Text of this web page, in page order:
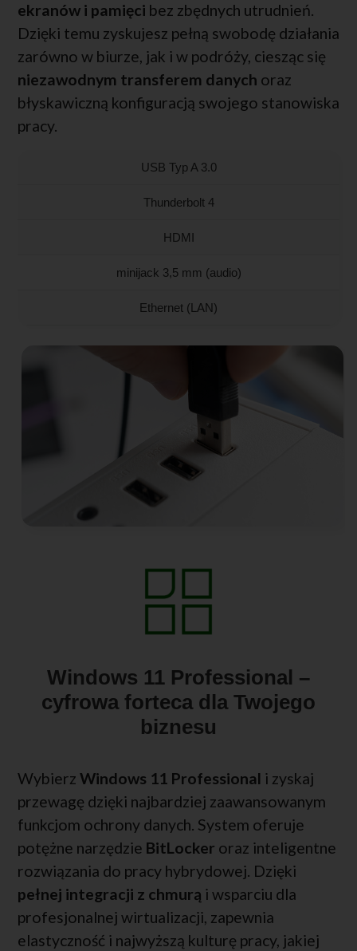
ekranów i pamięci bez zbędnych utrudnień.
Dzięki temu zyskujesz pełną swobodę działania
zarówno w biurze, jak i w podróży, ciesząc się
niezawodnym transferem danych oraz
błyskawiczną konfiguracją swojego stanowiska
pracy.
USB Typ A 3.0
Thunderbolt 4
HDMI
minijack 3,5 mm (audio)
Ethernet (LAN)
Windows 11 Professional –
cyfrowa forteca dla Twojego
biznesu
Wybierz Windows 11 Professional i zyskaj
przewagę dzięki najbardziej zaawansowanym
funkcjom ochrony danych. System oferuje
potężne narzędzie BitLocker oraz inteligentne
rozwiązania do pracy hybrydowej. Dzięki
pełnej integracji z chmurą i wsparciu dla
profesjonalnej wirtualizacji, zapewnia
elastyczność i najwyższą kulturę pracy, jakiej